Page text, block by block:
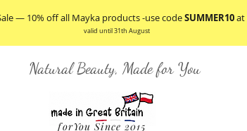
— 10% off all Mayka products -use codeSUMMER10at
valid until 31th August
Natural Beauty, Made for You
forYou Since 2015